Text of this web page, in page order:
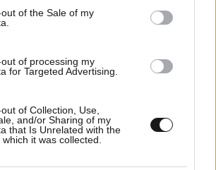
of the Sale of my
of processing my
for Targeted Advertising.
of Collection, Use,
and/or Sharing of my
that Is Unrelated with the
it was collected.
ο κύκλος εργασιών της Attica